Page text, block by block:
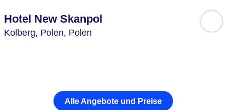
Hotel New Skanpol
Kolberg, Polen, Polen
Alle Angebote und Preise